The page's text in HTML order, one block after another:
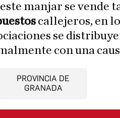
manjar se vende
callejeros, en
se
con una
PROVINCIA DE
GRANADA